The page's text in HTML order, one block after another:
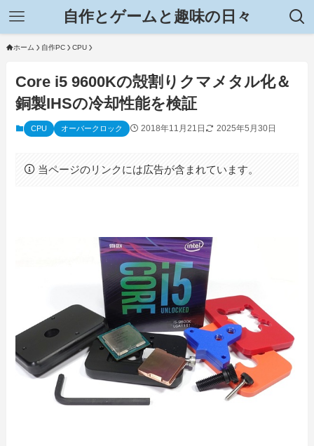
自作とゲームと趣味の日々
ホーム 自作PC CPU
Core i5 9600Kの殻割りクマメタル化＆
銅製IHSの冷却性能を検証
CPU オーバークロック 2018年11月21日 2025年5月30日
当ページのリンクには広告が含まれています。